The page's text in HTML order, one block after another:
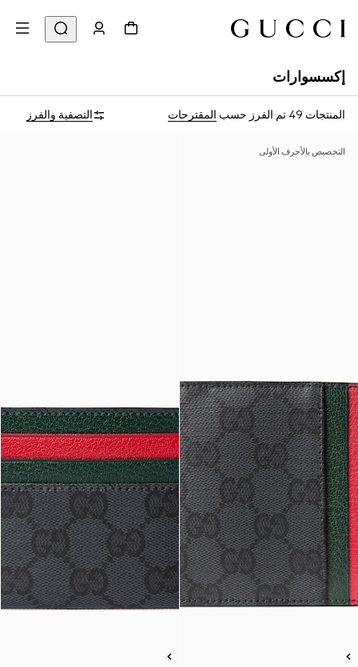
إكسسوارات
المنتجات 49 تم الفرز حسب المقترحات التصفية والفرز
التخصيص بالأحرف الأولى